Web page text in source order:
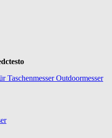
Taschenmesser Outdoormesser